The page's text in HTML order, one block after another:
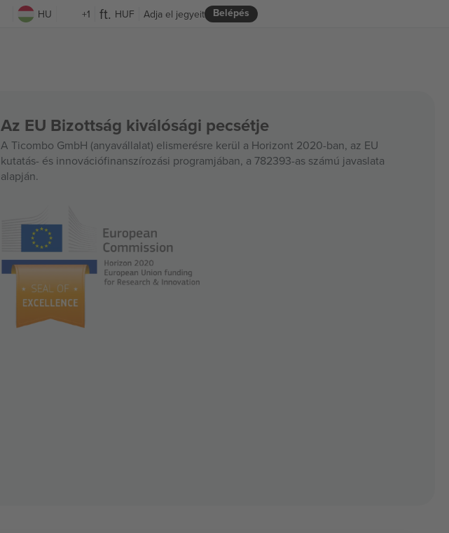
HU +1 HUF Belépés
Adja el jegyeit
Az EU Bizottság kiválósági pecsétje
A Ticombo GmbH (anyavállalat) elismerésre kerül a Horizont 2020-ban, az EU
kutatás- és innovációfinanszírozási programjában, a 782393-as számú javaslata
alapján.